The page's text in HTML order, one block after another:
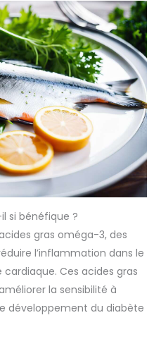
si bénéfique ?
gras oméga-3, des
l’inflammation dans le
Ces acides gras
la sensibilité à
développement du diabète